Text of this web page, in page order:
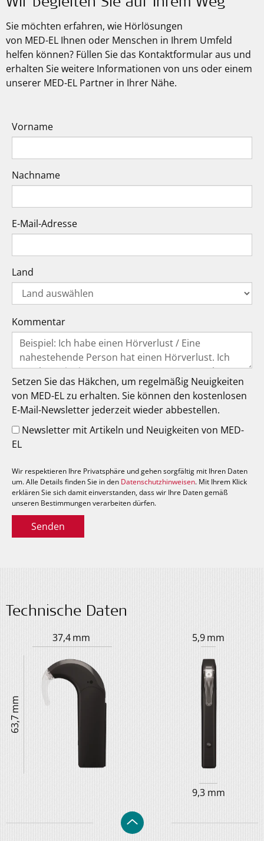
Wir begleiten Sie auf Ihrem Weg
Sie möchten erfahren, wie Hörlösungen
von MED-EL Ihnen oder Menschen in Ihrem Umfeld
helfen können? Füllen Sie das Kontaktformular aus und
erhalten Sie weitere Informationen von uns oder einem
unserer MED-EL Partner in Ihrer Nähe.
Vorname
Nachname
E-Mail-Adresse
Land
Kommentar
Setzen Sie das Häkchen, um regelmäßig Neuigkeiten
von MED-EL zu erhalten. Sie können den kostenlosen
E-Mail-Newsletter jederzeit wieder abbestellen.
Newsletter mit Artikeln und Neuigkeiten von MED-
EL
Wir respektieren Ihre Privatsphäre und gehen sorgfältig mit Ihren Daten
um. Alle Details finden Sie in den Datenschutzhinweisen. Mit Ihrem Klick
erklären Sie sich damit einverstanden, dass wir Ihre Daten gemäß
unseren Bestimmungen verarbeiten dürfen.
Senden
Technische Daten
37,4 mm
63,7 mm
5,9 mm
9,3 mm